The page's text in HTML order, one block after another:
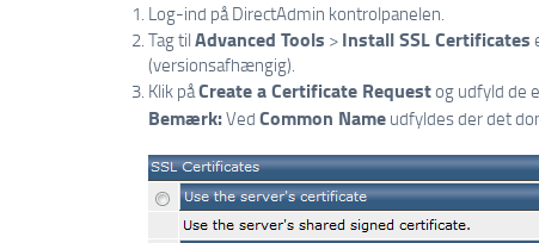
Log-ind på DirectAdmin kontrolpanelen.
Tag til Advanced Tools > Install SSL Certificates
(versionsafhængig).
Klik påCreate a Certificate Requestog udfyld de
Bemærk:Ved Common Name udfyldes der det